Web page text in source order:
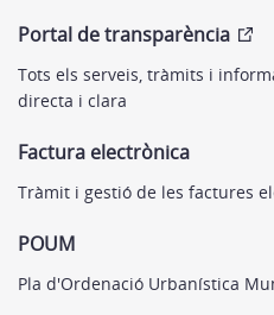
Portal de transparència
Tots els serveis, tràmits i
directa i clara
Factura electrònica
Tràmit i gestió de les factures
POUM
Pla d'Ordenació Urbanística